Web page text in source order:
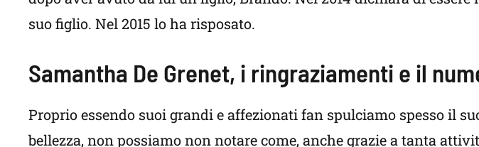
suo figlio. Nel 2015 lo ha risposato.
Samantha De Grenet, i ringraziamenti e il
Proprio essendo suoi grandi e affezionati fan spulciamo spesso il
bellezza, non possiamo non notare come, anche grazie a tanta